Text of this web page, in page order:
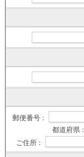
郵便番号 :
都道府県 :
ご住所 :